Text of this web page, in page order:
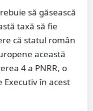
să găsească
taxă să fie
că statul român
această
4 a PNRR, o
Executiv în acest